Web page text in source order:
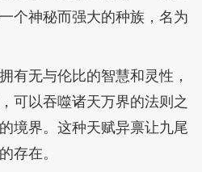
个神秘而强大的种族，名为
有无与伦比的智慧和灵性，
可以吞噬诸天万界的法则之
境界。这种天赋异禀让九尾
存在。